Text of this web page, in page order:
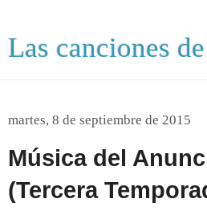
Las canciones
martes, 8 de septiembre de 2015
Música del
(Tercera